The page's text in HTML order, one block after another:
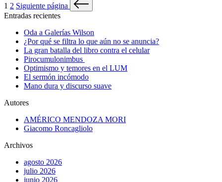
1 2 Siguiente página
Entradas recientes
Oda a Galerías Wilson
¿Por qué se filtra lo que aún no se anuncia?
La gran batalla del libro contra el celular
Pirocumulonimbus
Optimismo y temores en el LUM
El sermón incómodo
Mano dura y discurso suave
Autores
AMÉRICO MENDOZA MORI
Giacomo Roncagliolo
Archivos
agosto 2026
julio 2026
junio 2026